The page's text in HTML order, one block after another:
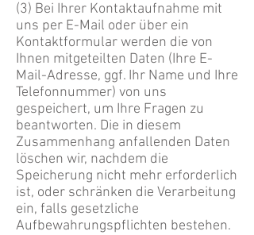
(3) Bei Ihrer Kontaktaufnahme mit
uns per E-Mail oder über ein
Kontaktformular werden die von
Ihnen mitgeteilten Daten (Ihre E-
Mail-Adresse, ggf. Ihr Name und Ihre
Telefonnummer) von uns
gespeichert, um Ihre Fragen zu
beantworten. Die in diesem
Zusammenhang anfallenden Daten
löschen wir, nachdem die
Speicherung nicht mehr erforderlich
ist, oder schränken die Verarbeitung
ein, falls gesetzliche
Aufbewahrungspflichten bestehen.